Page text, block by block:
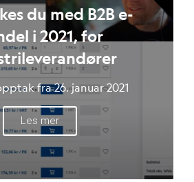
du med B2B e-
i 2021, for
fra 26. januar 2021
Les mer